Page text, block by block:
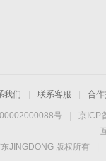
我们 联系客服 合
号 京ICP
JINGDONG 版权所有